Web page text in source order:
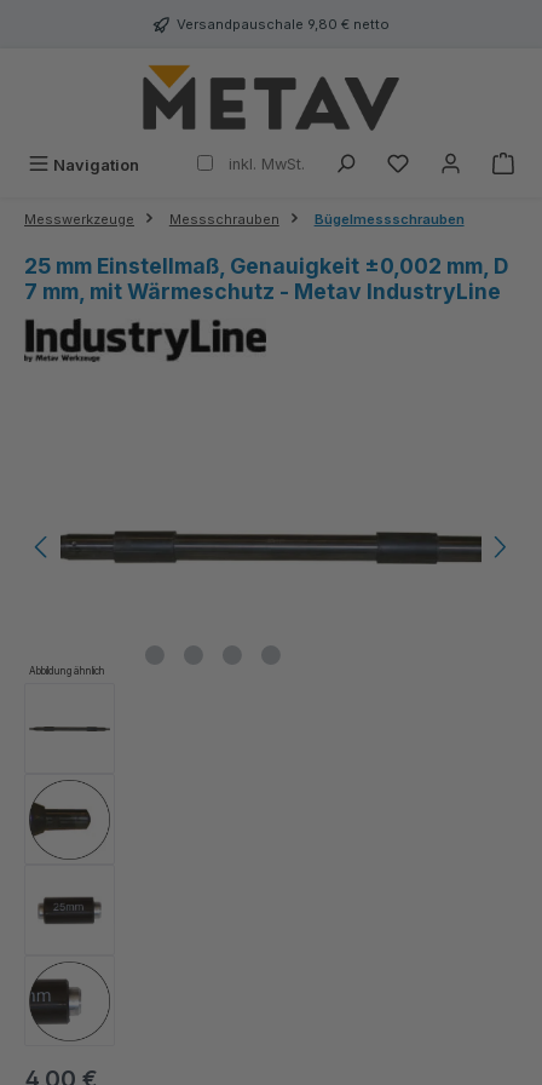
Versandpauschale 9,80 € netto
Navigation inkl. MwSt.
Messwerkzeuge Messschrauben Bügelmessschrauben
25 mm Einstellmaß, Genauigkeit ±0,002 mm, D
7 mm, mit Wärmeschutz - Metav IndustryLine
Abbildung ähnlich